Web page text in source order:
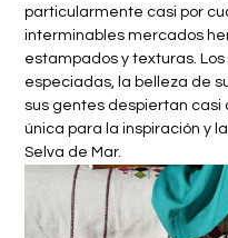
particularmente casi por
interminables mercados
estampados y texturas.
especiadas, la belleza de
sus gentes despiertan casi
única para la inspiración y
Selva de Mar.